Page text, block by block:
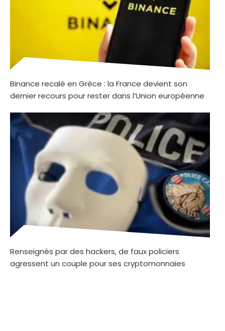
Binance recalé en Grèce : la France devient son
dernier recours pour rester dans l’Union européenne
Renseignés par des hackers, de faux policiers
agressent un couple pour ses cryptomonnaies